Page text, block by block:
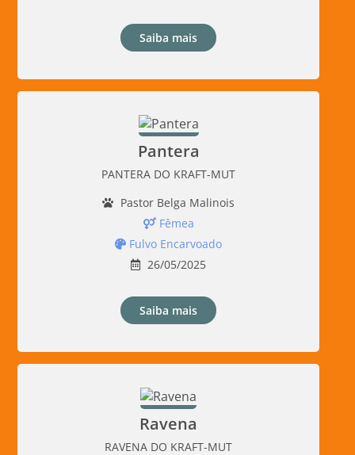
Saiba mais
Pantera
PANTERA DO KRAFT-MUT
Pastor Belga Malinois
Fêmea
Fulvo Encarvoado
26/05/2025
Saiba mais
Ravena
RAVENA DO KRAFT-MUT